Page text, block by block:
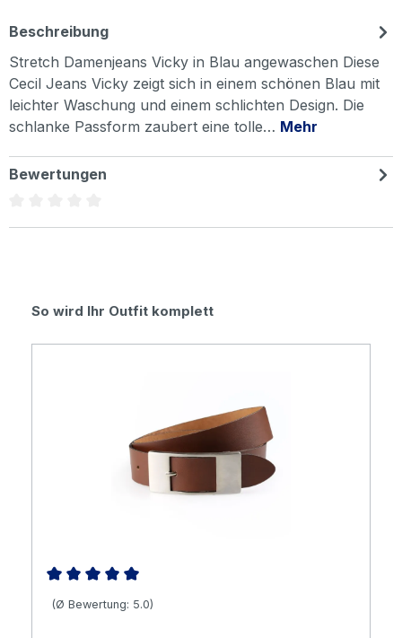
Beschreibung
Stretch Damenjeans Vicky in Blau angewaschen Diese
Cecil Jeans Vicky zeigt sich in einem schönen Blau mit
leichter Waschung und einem schlichten Design. Die
schlanke Passform zaubert eine tolle… Mehr
Bewertungen
Produktgalerie überspringen
So wird Ihr Outfit komplett
Durchschnittliche Bewertung von 5 von 5 Sternen
(Ø Bewertung: 5.0)